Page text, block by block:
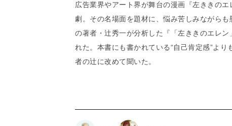
広告業界やアート界が舞台の漫画『左ききの
劇。その名場面を題材に、悩み苦しみながら
の著者・辻秀一が分析した『「左ききのエレ
れた。本書にも書かれている“自己肯定感”よ
者の辻に改めて聞いた。